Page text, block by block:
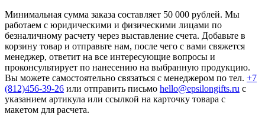
Минимальная сумма заказа составляет 50 000 рублей. Мы
работаем с юридическими и физическими лицами по
безналичному расчету через выставление счета. Добавьте в
корзину товар и отправьте нам, после чего с вами свяжется
менеджер, ответит на все интересующие вопросы и
проконсультирует по нанесению на выбранную продукцию.
Вы можете самостоятельно связаться с менеджером по тел. +7
(812)456-39-26 или отправить письмо hello@epsilongifts.ru с
указанием артикула или ссылкой на карточку товара с
макетом для расчета.